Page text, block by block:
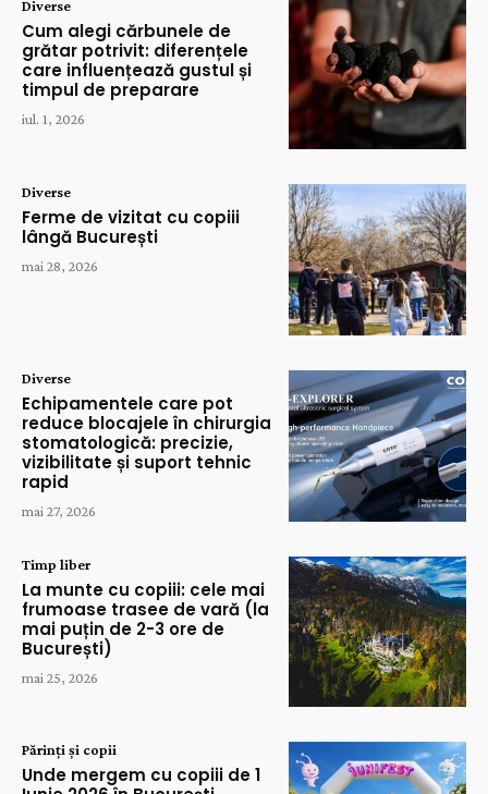
Diverse
Cum alegi cărbunele de
grătar potrivit: diferențele
care influențează gustul și
timpul de preparare
iul. 1, 2026
Diverse
Ferme de vizitat cu copiii
lângă București
mai 28, 2026
Diverse
Echipamentele care pot
reduce blocajele în chirurgia
stomatologică: precizie,
vizibilitate și suport tehnic
rapid
mai 27, 2026
Timp liber
La munte cu copiii: cele mai
frumoase trasee de vară (la
mai puțin de 2-3 ore de
București)
mai 25, 2026
Părinți și copii
Unde mergem cu copiii de 1